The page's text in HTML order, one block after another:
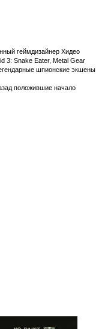
геймдизайнер Хидео
3: Snake Eater, Metal Gear
шпионские экшены
положившие начало